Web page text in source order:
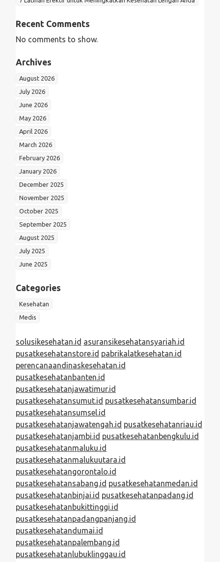
Recent Comments
No comments to show.
Archives
August 2026
July 2026
June 2026
May 2026
April 2026
March 2026
February 2026
January 2026
December 2025
November 2025
October 2025
September 2025
August 2025
July 2025
June 2025
Categories
Kesehatan
Medis
solusikesehatan.id asuransikesehatansyariah.id
pusatkesehatanstore.id pabrikalatkesehatan.id
perencanaandinaskesehatan.id
pusatkesehatanbanten.id
pusatkesehatanjawatimur.id
pusatkesehatansumut.id pusatkesehatansumbar.id
pusatkesehatansumsel.id
pusatkesehatanjawatengah.id pusatkesehatanriau.id
pusatkesehatanjambi.id pusatkesehatanbengkulu.id
pusatkesehatanmaluku.id
pusatkesehatanmalukuutara.id
pusatkesehatangorontalo.id
pusatkesehatansabang.id pusatkesehatanmedan.id
pusatkesehatanbinjai.id pusatkesehatanpadang.id
pusatkesehatanbukittinggi.id
pusatkesehatanpadangpanjang.id
pusatkesehatandumai.id
pusatkesehatanpalembang.id
pusatkesehatanlubuklinggau.id